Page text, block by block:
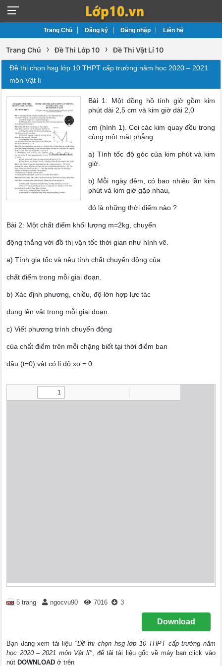
Trang Chủ Đăng ký Đăng nhập Liên hệ
Trang Chủ › Đề Thi Lớp 10 › Đề Thi Vật Lí 10
Đề thi chọn hsg lớp 10 THPT cấp trường năm học 2020 – 2021
môn Vật lí
Bài 1: Một đồng hồ tính giờ gồm kim
phút dài 2,5 cm và kim giờ dài 2,0
cm (hình 1). Coi các kim quay đều trong
cùng một mặt phẳng.
a) Tính tốc độ góc của kim phút và kim
giờ.
b) Mỗi ngày đêm, có bao nhiêu lần kim
phút và kim giờ gặp nhau,
đó là những thời điểm nào ?
Bài 2: Một chất điểm khối lượng m=2kg, chuyển
động thẳng với đồ thị vận tốc thời gian như hình vẽ.
a) Tính gia tốc và nêu tính chất chuyển động của
chất điểm trong mỗi giai đoạn.
b) Xác định phương, chiều, độ lớn hợp lực tác
dụng lên vật trong mỗi giai đoạn.
c) Viết phương trình chuyển động
của chất điểm trên mỗi chặng biết tại thời điểm ban
đầu (t=0) vật có li độ xo = 0.
5 trang ngocvu90 7016 3
Download
Bạn đang xem tài liệu "Đề thi chọn hsg lớp 10 THPT cấp trường năm
học 2020 – 2021 môn Vật lí", để tải tài liệu gốc về máy bạn click vào
nút DOWNLOAD ở trên